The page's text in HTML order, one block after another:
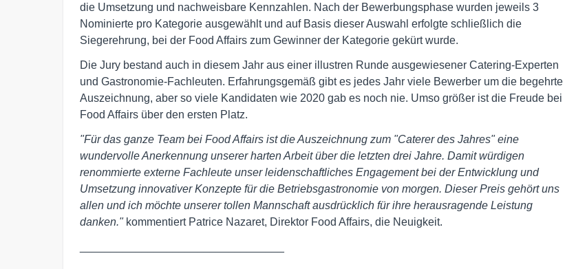
die Umsetzung und nachweisbare Kennzahlen. Nach der Bewerbungsphase wurden jeweils 3
Nominierte pro Kategorie ausgewählt und auf Basis dieser Auswahl erfolgte schließlich die
Siegerehrung, bei der Food Affairs zum Gewinner der Kategorie gekürt wurde.
Die Jury bestand auch in diesem Jahr aus einer illustren Runde ausgewiesener Catering-Experten
und Gastronomie-Fachleuten. Erfahrungsgemäß gibt es jedes Jahr viele Bewerber um die begehrte
Auszeichnung, aber so viele Kandidaten wie 2020 gab es noch nie. Umso größer ist die Freude bei
Food Affairs über den ersten Platz.
"Für das ganze Team bei Food Affairs ist die Auszeichnung zum "Caterer des Jahres" eine
wundervolle Anerkennung unserer harten Arbeit über die letzten drei Jahre. Damit würdigen
renommierte externe Fachleute unser leidenschaftliches Engagement bei der Entwicklung und
Umsetzung innovativer Konzepte für die Betriebsgastronomie von morgen. Dieser Preis gehört uns
allen und ich möchte unserer tollen Mannschaft ausdrücklich für ihre herausragende Leistung
danken." kommentiert Patrice Nazaret, Direktor Food Affairs, die Neuigkeit.